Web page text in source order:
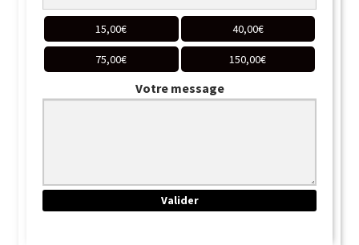
15,00€ 40,00€
75,00€ 150,00€
Votre message